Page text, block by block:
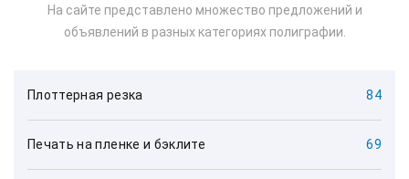
На сайте представлено множество предложений и
объявлений в разных категориях полиграфии.
Плоттерная резка 84
Печать на пленке и бэклите 69